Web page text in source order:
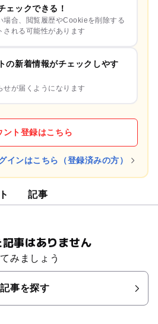
ェックできる！
場合、閲覧履歴やCookieを削除する
される可能性があります
の新着情報がチェックしやす
せが届くようになります
ント登録はこちら
インはこちら（登録済みの方）
記事
事はありません
みましょう
記事を探す